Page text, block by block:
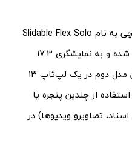
مدل دوم یک یک پنل OLED ۱۳ اینچی به نام Slidable Flex Solo
است. این مدل فقط از یک طرف باز شده و به نمایشگری 17.3
اینچی تبدیل می‌شود. با به‌کار بردن مدل دوم در یک لپ‌تاپ 13
از چندین پنجره یا
تصاویرو ویدیوها) در